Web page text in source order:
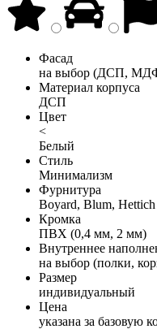
Фасад
на выбор (ДСП,
Материал корпуса
ДСП
Цвет
<
Белый
Стиль
Минимализм
Фурнитура
Boyard, Blum, Hettich
Кромка
ПВХ (0,4 мм, 2 мм)
Внутреннее
на выбор (полки,
Размер
индивидуальный
Цена
указана за базовую